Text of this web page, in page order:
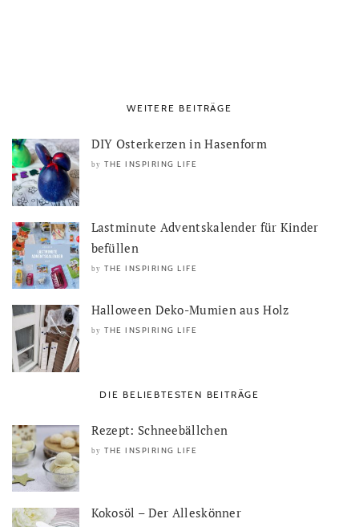
WEITERE BEITRÄGE
DIY Osterkerzen in Hasenform
by THE INSPIRING LIFE
Lastminute Adventskalender für Kinder
befüllen
by THE INSPIRING LIFE
Halloween Deko-Mumien aus Holz
by THE INSPIRING LIFE
DIE BELIEBTESTEN BEITRÄGE
Rezept: Schneebällchen
by THE INSPIRING LIFE
Kokosöl – Der Alleskönner